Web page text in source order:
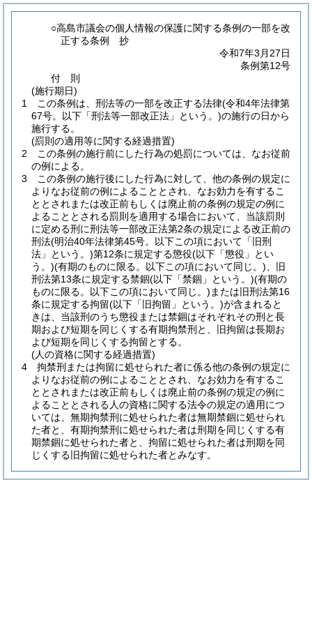
○高島市議会の個人情報の保護に関する条例の一部を改
正する条例 抄
令和7年3月27日
条例第12号
付 則
(施行期日)
1
この条例は、刑法等の一部を改正する法律(令和4年法律第
67号。以下「刑法等一部改正法」という。)の施行の日から
施行する。
(罰則の適用等に関する経過措置)
2
この条例の施行前にした行為の処罰については、なお従前
の例による。
3
この条例の施行後にした行為に対して、他の条例の規定に
よりなお従前の例によることとされ、なお効力を有するこ
ととされまたは改正前もしくは廃止前の条例の規定の例に
よることとされる罰則を適用する場合において、当該罰則
に定める刑に刑法等一部改正法第2条の規定による改正前の
刑法(明治40年法律第45号。以下この項において「旧刑
法」という。)第12条に規定する懲役(以下「懲役」とい
う。)(有期のものに限る。以下この項において同じ。) 、旧
刑法第13条に規定する禁錮(以下「禁錮」という。)(有期の
ものに限る。以下この項において同じ。) または旧刑法第16
条に規定する拘留(以下「旧拘留」という。)が含まれると
きは、当該刑のうち懲役または禁錮はそれぞれその刑と長
期および短期を同じくする有期拘禁刑と、旧拘留は長期お
よび短期を同じくする拘留とする。
(人の資格に関する経過措置)
4
拘禁刑または拘留に処せられた者に係る他の条例の規定に
よりなお従前の例によることとされ、なお効力を有するこ
ととされまたは改正前もしくは廃止前の条例の規定の例に
よることとされる人の資格に関する法令の規定の適用につ
いては、無期拘禁刑に処せられた者は無期禁錮に処せられ
た者と、有期拘禁刑に処せられた者は刑期を同じくする有
期禁錮に処せられた者と、拘留に処せられた者は刑期を同
じくする旧拘留に処せられた者とみなす。